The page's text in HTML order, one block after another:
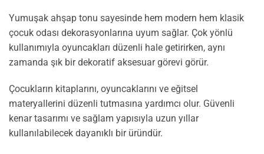
Yumuşak ahşap tonu sayesinde hem modern hem klasik
çocuk odası dekorasyonlarına uyum sağlar. Çok yönlü
kullanımıyla oyuncakları düzenli hale getirirken, aynı
zamanda şık bir dekoratif aksesuar görevi görür.
Çocukların kitaplarını, oyuncaklarını ve eğitsel
materyallerini düzenli tutmasına yardımcı olur. Güvenli
kenar tasarımı ve sağlam yapısıyla uzun yıllar
kullanılabilecek dayanıklı bir üründür.